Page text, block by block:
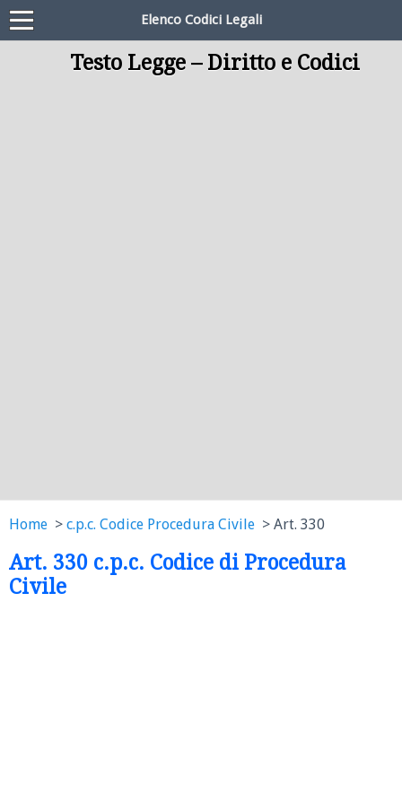
Elenco Codici Legali
Testo Legge – Diritto e Codici
Home c.p.c. Codice Procedura Civile Art. 330
Art. 330 c.p.c. Codice di Procedura
Civile